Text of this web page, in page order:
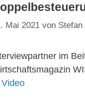
Mai 2021 von Stefan
im
Video